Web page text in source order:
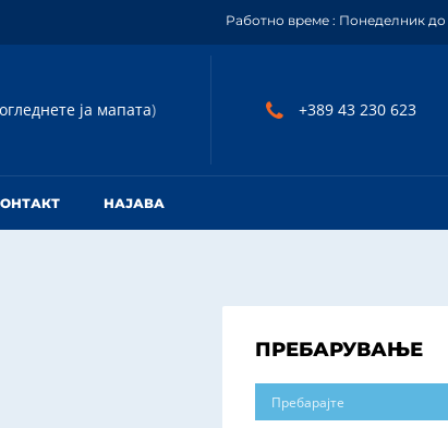
Работно време : Понеделник до
ја мапата) +389 43 230 623
НАЈАВА
ПРЕБАРУВАЊЕ